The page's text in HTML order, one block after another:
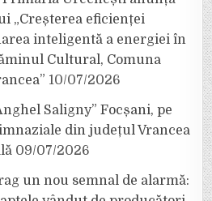
„Creșterea eficienței
inteligentă a energiei în
Cultural, Comuna
10/07/2026
Saligny” Focșani, pe
din județul Vrancea
09/07/2026
un nou semnal de alarmă: